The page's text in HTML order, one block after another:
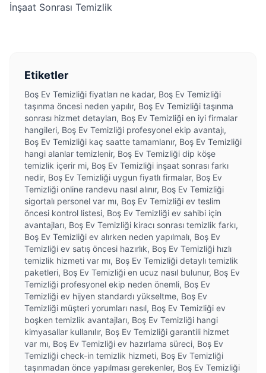
İnşaat Sonrası Temizlik
Etiketler
Boş Ev Temizliği fiyatları ne kadar, Boş Ev Temizliği
taşınma öncesi neden yapılır, Boş Ev Temizliği taşınma
sonrası hizmet detayları, Boş Ev Temizliği en iyi firmalar
hangileri, Boş Ev Temizliği profesyonel ekip avantajı,
Boş Ev Temizliği kaç saatte tamamlanır, Boş Ev Temizliği
hangi alanlar temizlenir, Boş Ev Temizliği dip köşe
temizlik içerir mi, Boş Ev Temizliği inşaat sonrası farkı
nedir, Boş Ev Temizliği uygun fiyatlı firmalar, Boş Ev
Temizliği online randevu nasıl alınır, Boş Ev Temizliği
sigortalı personel var mı, Boş Ev Temizliği ev teslim
öncesi kontrol listesi, Boş Ev Temizliği ev sahibi için
avantajları, Boş Ev Temizliği kiracı sonrası temizlik farkı,
Boş Ev Temizliği ev alırken neden yapılmalı, Boş Ev
Temizliği ev satış öncesi hazırlık, Boş Ev Temizliği hızlı
temizlik hizmeti var mı, Boş Ev Temizliği detaylı temizlik
paketleri, Boş Ev Temizliği en ucuz nasıl bulunur, Boş Ev
Temizliği profesyonel ekip neden önemli, Boş Ev
Temizliği ev hijyen standardı yükseltme, Boş Ev
Temizliği müşteri yorumları nasıl, Boş Ev Temizliği ev
boşken temizlik avantajları, Boş Ev Temizliği hangi
kimyasallar kullanılır, Boş Ev Temizliği garantili hizmet
var mı, Boş Ev Temizliği ev hazırlama süreci, Boş Ev
Temizliği check-in temizlik hizmeti, Boş Ev Temizliği
taşınmadan önce yapılması gerekenler, Boş Ev Temizliği